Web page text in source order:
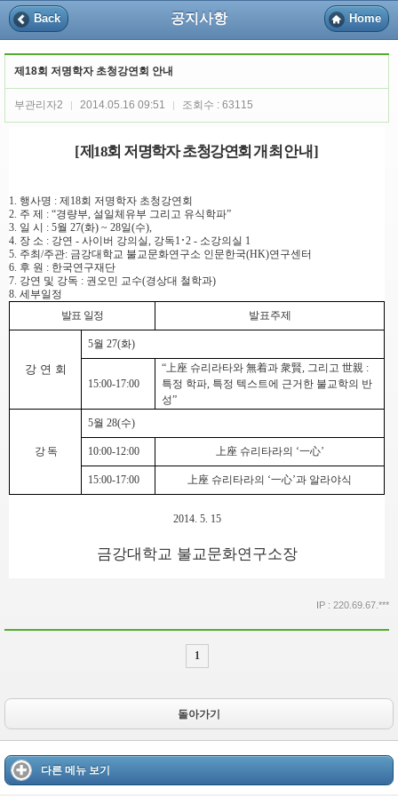
Back 공지사항 Home
제18회 저명학자 초청강연회 안내
부관리자2 2014.05.16 09:51 조회수 : 63115
[제 18회 저명학자 초청강연회 개최안내]
1. 행사명 : 제 18회 저명학자 초청강연회
2. 주 제 : “경량부, 설일체유부 그리고 유식학파”
3. 일 시 : 5월 27(화) ~ 28일(수),
4. 장 소 : 강연 - 사이버 강의실, 강독1 ･2 - 소강의실 1
5. 주최 /주관: 금강대학교 불교문화연구소 인문한국(HK)연구센터
6. 후 원 : 한국연구재단
7. 강연 및 강독 : 권오민 교수(경상대 철학과)
8. 세부일정
발표 일정
발표주제
강 연 회
5월 27(화)
15:00-17:00
“上座 슈리라타와 無着과 衆賢, 그리고 世親 :
특정 학파, 특정 텍스트에 근거한 불교학의 반
성”
강 독
5월 28(수)
10:00-12:00 上座 슈리타라의 ‘一心’
15:00-17:00 上座 슈리타라의 ‘一心’과 알라야식
2014. 5. 15
금강대학교 불교문화연구소장
IP : 220.69.67.***
1
돌아가기
다른 메뉴 보기